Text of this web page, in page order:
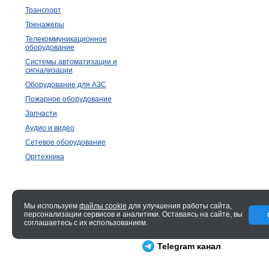
Мы используем файлы cookie для улучшения работы сайта,
персонализации сервисов и аналитики. Оставаясь на сайте, вы
соглашаетесь с их использованием.
Транспорт
Тренажеры
Телекоммуникационное
оборудование
Системы автоматизации и
сигнализации
Оборудование для АЗС
Пожарное оборудование
Запчасти
Аудио и видео
Сетевое оборудование
Оргтехника
Telegram канал
© 2005—2026 ENTERO
0.022 сек.